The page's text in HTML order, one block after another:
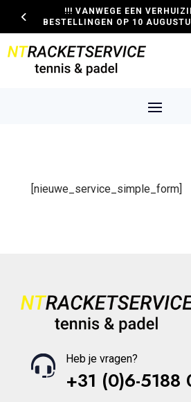
!!! VANWEGE EEN
BESTELLINGEN OP 10
[nieuwe_service_simple_form]
Heb je vragen?
+31 (0)6-5188